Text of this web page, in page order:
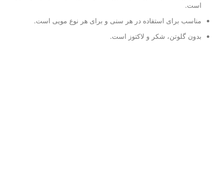
است.
مناسب برای استفاده در هر سنی و برای هر نوع مویی است.
بدون گلوتن، شکر و لاکتوز است.